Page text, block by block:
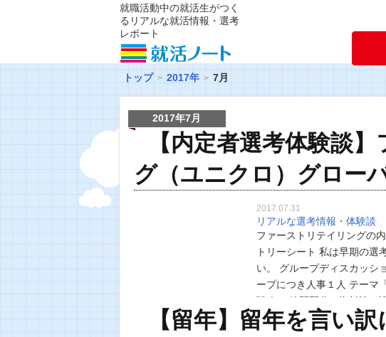
就職活動中の就活生がつく
るリアルな就活情報・選考
レポート
トップ 2017年 7月
2017年7月
【内定者選考体験談
グ（ユニクロ）グロー
2017.07.31
リアルな選考情報・体験談
ファーストリテイリングの
トリーシート 私は早期の選
い。 グループディスカッ
ープにつき人事１人 テーマ
戦略」 時間配分→資料読み
分 まずファーストリテイリ
【留年】留年を言い